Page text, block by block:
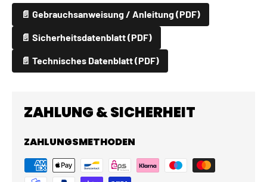
📄 Gebrauchsanweisung / Anleitung (PDF)
📄 Sicherheitsdatenblatt (PDF)
📄 Technisches Datenblatt (PDF)
ZAHLUNG & SICHERHEIT
ZAHLUNGSMETHODEN